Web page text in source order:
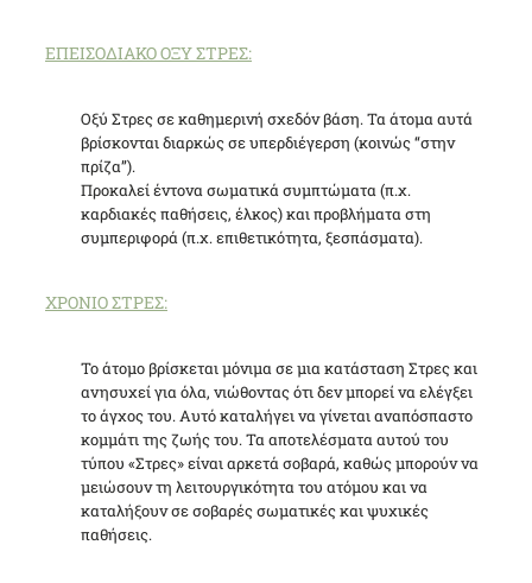
ΕΠΕΙΣΟΔΙΑΚΟ ΟΞΥ ΣΤΡΕΣ:
Οξύ Στρες σε καθημερινή σχεδόν βάση. Τα άτομα αυτά
βρίσκονται διαρκώς σε υπερδιέγερση (κοινώς “στην
πρίζα”).
Προκαλεί έντονα σωματικά συμπτώματα (π.χ.
καρδιακές παθήσεις, έλκος) και προβλήματα στη
συμπεριφορά (π.χ. επιθετικότητα, ξεσπάσματα).
ΧΡΟΝΙΟ ΣΤΡΕΣ:
Το άτομο βρίσκεται μόνιμα σε μια κατάσταση Στρες και
ανησυχεί για όλα, νιώθοντας ότι δεν μπορεί να ελέγξει
το άγχος του. Αυτό καταλήγει να γίνεται αναπόσπαστο
κομμάτι της ζωής του. Τα αποτελέσματα αυτού του
τύπου «Στρες» είναι αρκετά σοβαρά, καθώς μπορούν να
μειώσουν τη λειτουργικότητα του ατόμου και να
καταλήξουν σε σοβαρές σωματικές και ψυχικές
παθήσεις.